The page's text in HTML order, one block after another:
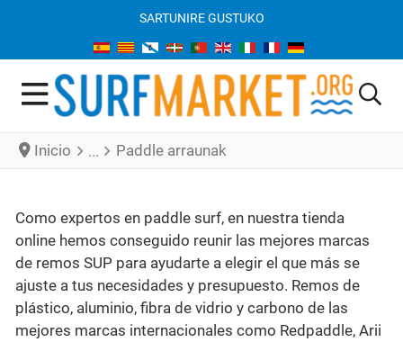
SARTUNIRE GUSTUKO
Inicio Paddle arraunak
Como expertos en paddle surf, en nuestra tienda
online hemos conseguido reunir las mejores marcas
de remos SUP para ayudarte a elegir el que más se
ajuste a tus necesidades y presupuesto. Remos de
plástico, aluminio, fibra de vidrio y carbono de las
mejores marcas internacionales como Redpaddle, Arii